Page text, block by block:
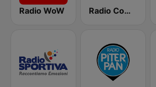
Radio WoW Radio Company